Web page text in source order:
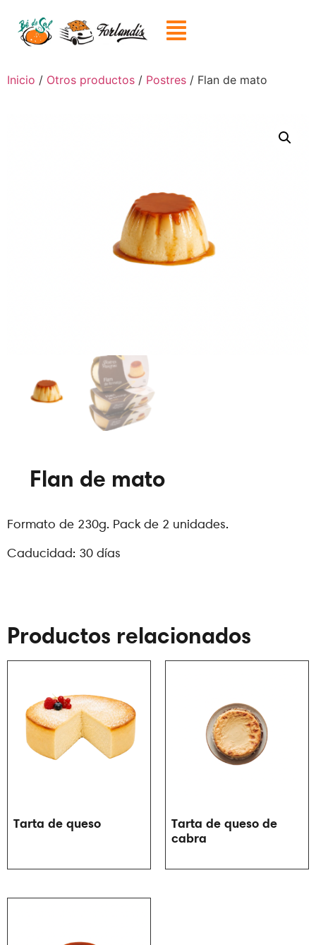
Inicio / Otros productos / Postres / Flan de mato
Flan de mato
Formato de 230g. Pack de 2 unidades.
Caducidad: 30 días
Productos relacionados
Tarta de queso
Tarta de queso de
cabra